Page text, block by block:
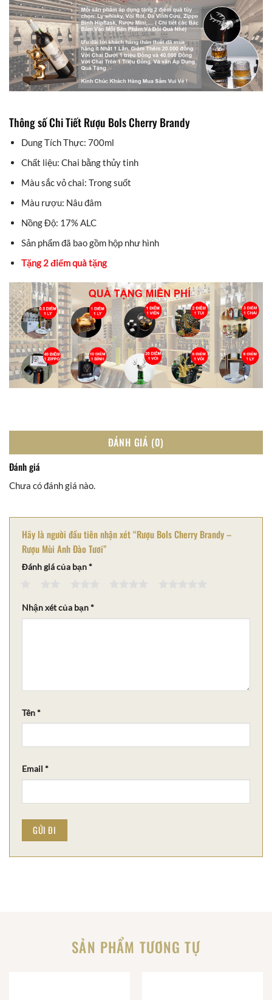
Thông số Chi Tiết Rượu Bols Cherry Brandy
Dung Tích Thực: 700ml
Chất liệu: Chai bằng thủy tinh
Màu sắc vỏ chai: Trong suốt
Màu rượu: Nâu đâm
Nồng Độ: 17% ALC
Sản phẩm đã bao gồm hộp như hình
Tặng 2 điểm quà tặng
ĐÁNH GIÁ (0)
Đánh giá
Chưa có đánh giá nào.
Hãy là người đầu tiên nhận xét “Rượu Bols Cherry Brandy –
Rượu Mùi Anh Đào Tươi”
Đánh giá của bạn*
Nhận xét của bạn*
Tên*
Email *
SẢN PHẨM TƯƠNG TỰ